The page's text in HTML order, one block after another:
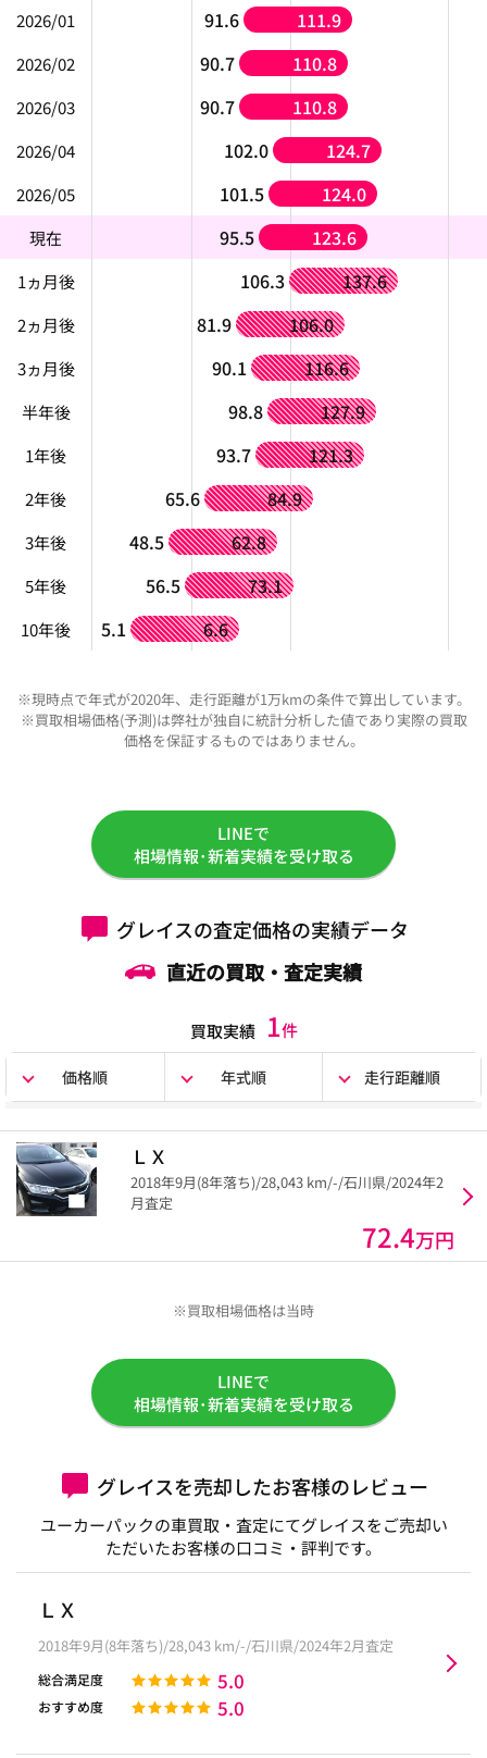
2026/01 91.6 111.9
2026/02 90.7 110.8
2026/03 90.7 110.8
2026/04 102.0 124.7
2026/05 101.5 124.0
現在 95.5 123.6
1ヵ月後 106.3 137.6
2ヵ月後 81.9 106.0
3ヵ月後 90.1 116.6
半年後 98.8 127.9
1年後 93.7 121.3
2年後 65.6 84.9
3年後 48.5 62.8
5年後 56.5 73.1
10年後 5.1 6.6
※現時点で年式が2020年、走行距離が1万kmの条件で算出しています。
※買取相場価格(予測)は弊社が独自に統計分析した値であり実際の買取
価格を保証するものではありません。
LINEで
相場情報･新着実績を受け取る
グレイスの査定価格の実績データ
直近の買取・査定実績
買取実績 1件
価格順 年式順 走行距離順
ＬＸ
2018年9月(8年落ち)/28,043 km/-/石川県/2024年2
月査定
72.4万円
※買取相場価格は当時
LINEで
相場情報･新着実績を受け取る
グレイスを売却したお客様のレビュー
ユーカーパックの車買取・査定にてグレイスをご売却い
ただいたお客様の口コミ・評判です。
ＬＸ
2018年9月(8年落ち)/28,043 km/-/石川県/2024年2月査定
総合満足度 5.0
おすすめ度 5.0